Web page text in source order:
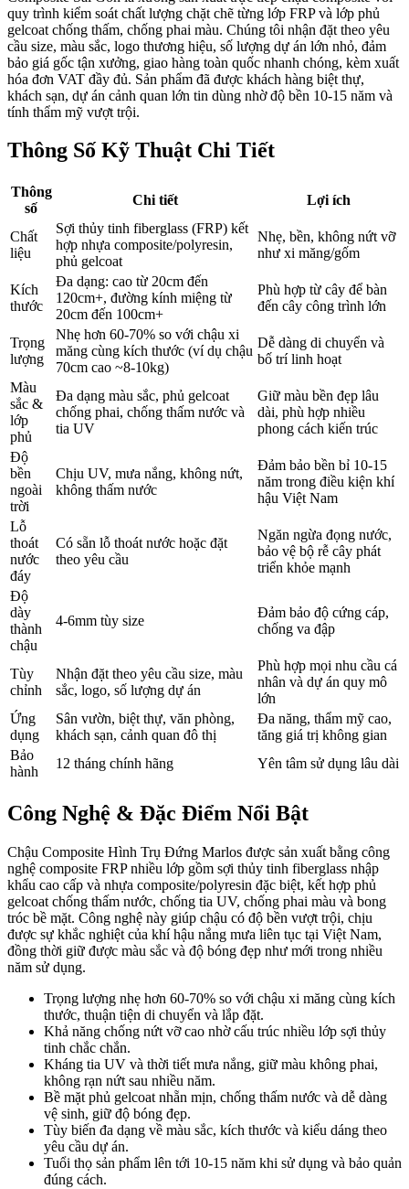
quy trình kiểm soát chất lượng chặt chẽ từng lớp FRP và lớp phủ
gelcoat chống thấm, chống phai màu. Chúng tôi nhận đặt theo yêu
cầu size, màu sắc, logo thương hiệu, số lượng dự án lớn nhỏ, đảm
bảo giá gốc tận xưởng, giao hàng toàn quốc nhanh chóng, kèm xuất
hóa đơn VAT đầy đủ. Sản phẩm đã được khách hàng biệt thự,
khách sạn, dự án cảnh quan lớn tin dùng nhờ độ bền 10-15 năm và
tính thẩm mỹ vượt trội.
Thông Số Kỹ Thuật Chi Tiết
Thông
số
Chi tiết Lợi ích
Chất
liệu
Sợi thủy tinh fiberglass (FRP) kết
hợp nhựa composite/polyresin,
phủ gelcoat
Nhẹ, bền, không nứt vỡ
như xi măng/gốm
Kích
thước
Đa dạng: cao từ 20cm đến
120cm+, đường kính miệng từ
20cm đến 100cm+
Phù hợp từ cây để bàn
đến cây công trình lớn
Trọng
lượng
Nhẹ hơn 60-70% so với chậu xi
măng cùng kích thước (ví dụ chậu
70cm cao ~8-10kg)
Dễ dàng di chuyển và
bố trí linh hoạt
Màu
sắc &
lớp
phủ
Đa dạng màu sắc, phủ gelcoat
chống phai, chống thấm nước và
tia UV
Giữ màu bền đẹp lâu
dài, phù hợp nhiều
phong cách kiến trúc
Độ
bền
ngoài
trời
Chịu UV, mưa nắng, không nứt,
không thấm nước
Đảm bảo bền bỉ 10-15
năm trong điều kiện khí
hậu Việt Nam
Lỗ
thoát
nước
đáy
Có sẵn lỗ thoát nước hoặc đặt
theo yêu cầu
Ngăn ngừa đọng nước,
bảo vệ bộ rễ cây phát
triển khỏe mạnh
Độ
dày
thành
chậu
4-6mm tùy size
Đảm bảo độ cứng cáp,
chống va đập
Tùy
chỉnh
Nhận đặt theo yêu cầu size, màu
sắc, logo, số lượng dự án
Phù hợp mọi nhu cầu cá
nhân và dự án quy mô
lớn
Ứng
dụng
Sân vườn, biệt thự, văn phòng,
khách sạn, cảnh quan đô thị
Đa năng, thẩm mỹ cao,
tăng giá trị không gian
Bảo
hành
12 tháng chính hãng Yên tâm sử dụng lâu dài
Công Nghệ & Đặc Điểm Nổi Bật
Chậu Composite Hình Trụ Đứng Marlos được sản xuất bằng công
nghệ composite FRP nhiều lớp gồm sợi thủy tinh fiberglass nhập
khẩu cao cấp và nhựa composite/polyresin đặc biệt, kết hợp phủ
gelcoat chống thấm nước, chống tia UV, chống phai màu và bong
tróc bề mặt. Công nghệ này giúp chậu có độ bền vượt trội, chịu
được sự khắc nghiệt của khí hậu nắng mưa liên tục tại Việt Nam,
đồng thời giữ được màu sắc và độ bóng đẹp như mới trong nhiều
năm sử dụng.
Trọng lượng nhẹ hơn 60-70% so với chậu xi măng cùng kích
thước, thuận tiện di chuyển và lắp đặt.
Khả năng chống nứt vỡ cao nhờ cấu trúc nhiều lớp sợi thủy
tinh chắc chắn.
Kháng tia UV và thời tiết mưa nắng, giữ màu không phai,
không rạn nứt sau nhiều năm.
Bề mặt phủ gelcoat nhẵn mịn, chống thấm nước và dễ dàng
vệ sinh, giữ độ bóng đẹp.
Tùy biến đa dạng về màu sắc, kích thước và kiểu dáng theo
yêu cầu dự án.
Tuổi thọ sản phẩm lên tới 10-15 năm khi sử dụng và bảo quản
đúng cách.